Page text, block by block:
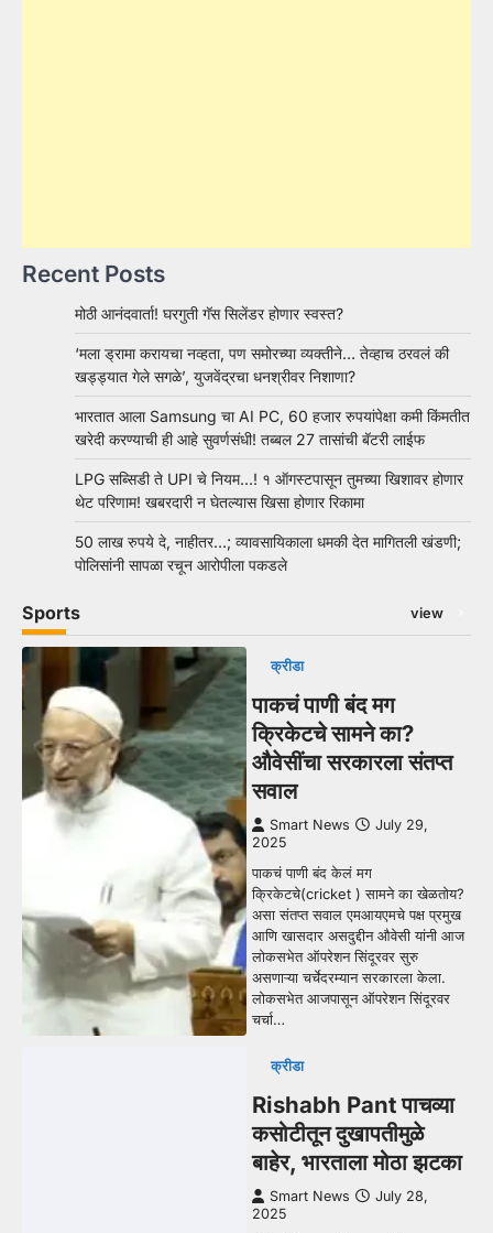
Recent Posts
मोठी आनंदवार्ता! घरगुती गॅस सिलेंडर होणार स्वस्त?
‘मला ड्रामा करायचा नव्हता, पण समोरच्या व्यक्तीने… तेव्हाच ठरवलं की
खड्ड्यात गेले सगळे’, युजवेंद्रचा धनश्रीवर निशाणा?
भारतात आला Samsung चा AI PC, 60 हजार रुपयांपेक्षा कमी किंमतीत
खरेदी करण्याची ही आहे सुवर्णसंधी! तब्बल 27 तासांची बॅटरी लाईफ
LPG सब्सिडी ते UPI चे नियम…! १ ऑगस्टपासून तुमच्या खिशावर होणार
थेट परिणाम! खबरदारी न घेतल्यास खिसा होणार रिकामा
50 लाख रुपये दे, नाहीतर…; व्यावसायिकाला धमकी देत मागितली खंडणी;
पोलिसांनी सापळा रचून आरोपीला पकडले
Sports view
क्रीडा
पाकचं पाणी बंद मग
क्रिकेटचे सामने का?
औवेसींचा सरकारला संतप्त
सवाल
Smart News
July 29,
2025
पाकचं पाणी बंद केलं मग
क्रिकेटचे(cricket ) सामने का खेळतोय?
असा संतप्त सवाल एमआयएमचे पक्ष प्रमुख
आणि खासदार असदुद्दीन औवेसी यांनी आज
लोकसभेत ऑपरेशन सिंदूरवर सुरु
असणाऱ्या चर्चेदरम्यान सरकारला केला.
लोकसभेत आजपासून ऑपरेशन सिंदूरवर
चर्चा…
क्रीडा
Rishabh Pant पाचव्या
कसोटीतून दुखापतीमुळे
बाहेर, भारताला मोठा झटका
Smart News
July 28,
2025